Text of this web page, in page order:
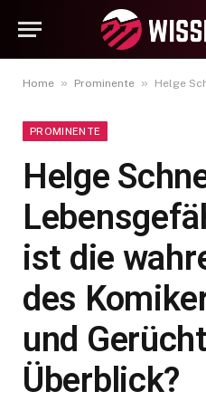
Home » Prominente » Helge Schneider
PROMINENTE
Helge
ist die
des
und
Überblick?